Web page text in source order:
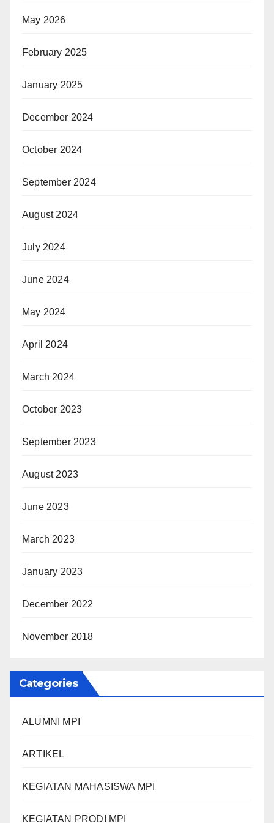
May 2026
February 2025
January 2025
December 2024
October 2024
September 2024
August 2024
July 2024
June 2024
May 2024
April 2024
March 2024
October 2023
September 2023
August 2023
June 2023
March 2023
January 2023
December 2022
November 2018
Categories
ALUMNI MPI
ARTIKEL
KEGIATAN MAHASISWA MPI
KEGIATAN PRODI MPI